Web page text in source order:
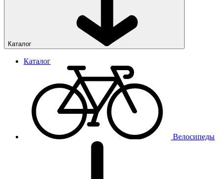
Каталог
Каталог
Велосипеды